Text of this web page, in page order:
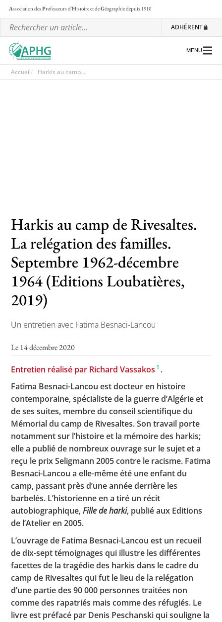
Association desProfesseurs d'Histoire et deGéographiedepuis 1910
ADHÉRENT
Toutes les actualités
Les rendez-vous de l’APHG
Concours scolaires
Critique d’ouvrages publiés
MENU
Accueil Harkis au camp...
Harkis au camp de Rivesaltes.
La relégation des familles.
Septembre 1962-décembre
1964 (Editions Loubatières,
2019)
Un entretien avec Fatima Besnaci-Lancou
Le 14 décembre 2020
Entretien réalisé par Richard Vassakos 1 .
Fatima Besnaci-Lancou est docteur en histoire
contemporaine, spécialiste de la guerre d’Algérie et
de ses suites, membre du conseil scientifique du
Mémorial du camp de Rivesaltes. Son travail porte
notamment sur l’histoire et la mémoire des harkis;
elle a publié de nombreux ouvrage sur le sujet et a
reçu le prix Seligmann 2005 contre le racisme. Fatima
Besnaci-Lancou a elle-même été une enfant du
camp, passant près d’une année derrière les
barbelés. L’historienne en a tiré un récit
autobiographique,Fille de harki, publié aux Editions
de l’Atelier en 2005.
L’ouvrage de Fatima Besnaci-Lancou est un recueil
de dix-sept témoignages qui illustre les différentes
facettes de la tragédie des harkis dans le cadre du
camp de Rivesaltes qui fut le lieu de la relégation
d’une partie des 90 000 personnes traitées non
comme des rapatriés mais comme des réfugiés. Le
livre est préfacé par Denis Peschanski qui souligne la